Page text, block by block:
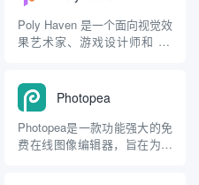
提供商之一，专注于为电影、
电视、广告以及其他创意项目
提供高品质的音乐内容。
Poly Haven 是一个面向视觉效
果艺术家、游戏设计师和 3D
它最初由 HDRI Haven、
Texture Haven 和 3D Model
Haven 三个独立项目组成，后
来...
Photopea
Photopea是一款功能强大的免
费在线图像编辑器，旨在为用